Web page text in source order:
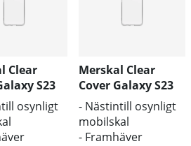
Clear
S23
osynligt
Merskal Clear
Cover Galaxy S23
Plus - BULK
- Nästintill osynligt
mobilskal
- Framhäver